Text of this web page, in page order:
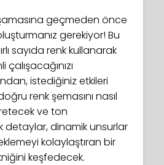
geçmeden önce
gerekiyor! Bu
sayıda renk kullanarak
istediğiniz etkileri
renk şemasını nasıl
ve ton
detaylar, dinamik unsurlar
kolaylaştıran bir
keşfedecek.